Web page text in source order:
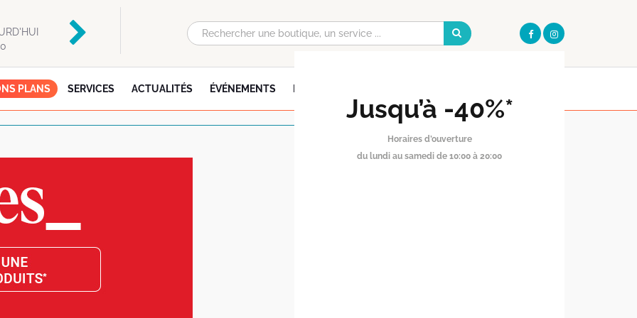
Auchan
OUVERT AUJOURD'HUI
DE 08:30 À 21:30
OUVERT AUJOURD'HUI
DE 09:00 À 22:00
OUVERT AUJOURD'HUI
DE 10:00 À 20:00
OUVERT AUJOURD'HUI
DE 09:30 À 20:00
PLANS SERVICES ACTUALITÉS ÉVÉNEMENTS
Jusqu’à -40%*
Horaires d’ouverture
du lundi au samedi de 10:00 à 20:00